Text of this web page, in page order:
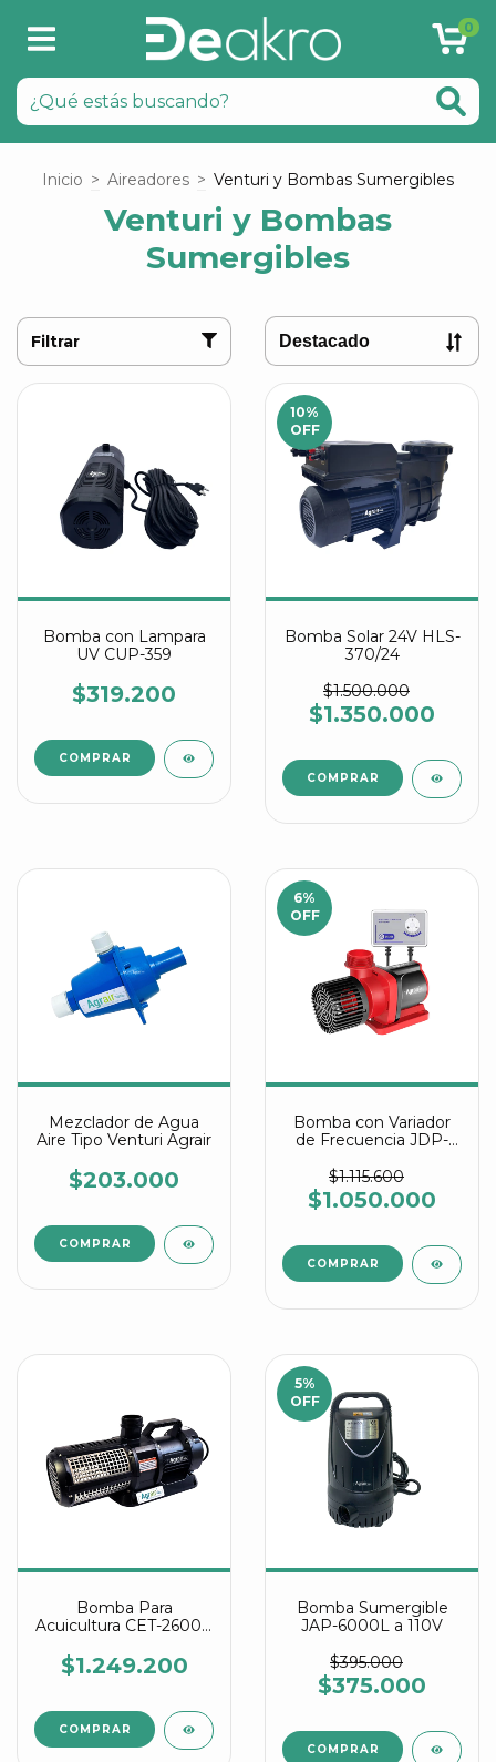
0
Inicio > Aireadores > Venturi y Bombas Sumergibles
Venturi y Bombas
Sumergibles
Filtrar
Bomba con Lampara
UV CUP-359
$319.200
10%
OFF
Bomba Solar 24V HLS-
370/24
$1.500.000
$1.350.000
Mezclador de Agua
Aire Tipo Venturi Agrair
$203.000
6%
OFF
Bomba con Variador
de Frecuencia JDP-
$1.115.600
$1.050.000
Bomba Para
Acuicultura CET-26000
$1.249.200
5%
OFF
Bomba Sumergible
JAP-6000L a 110V
$395.000
$375.000